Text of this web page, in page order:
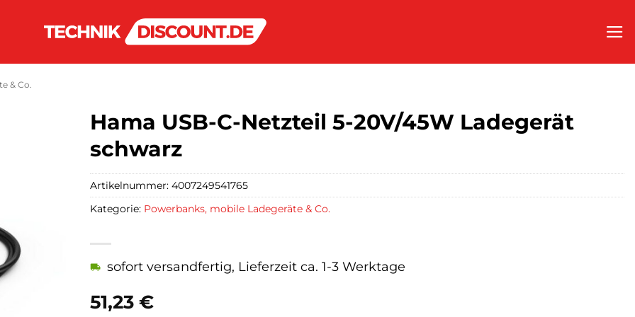
& Co.
Hama USB-C-Netzteil 5-20V/45W Ladegerät
schwarz
51,23 €
sofort versandfertig, Lieferzeit ca. 1-3 Werktage
Artikelnummer: 4007249541765
Kategorie: Powerbanks, mobile Ladegeräte & Co.